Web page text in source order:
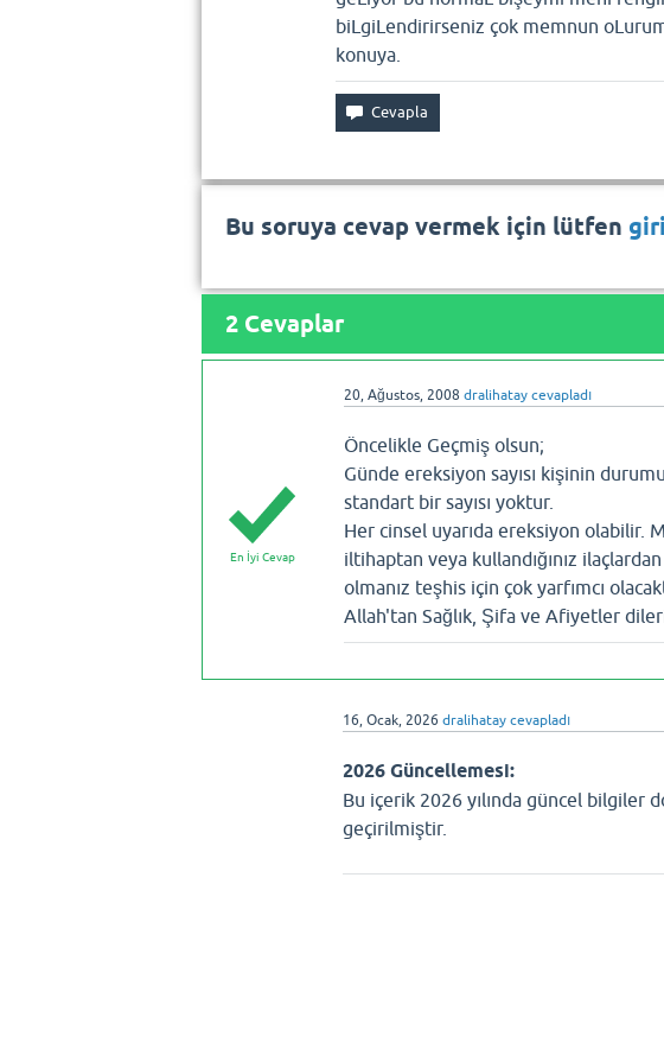
biLgiLendirirseniz çok memnun
konuya.
Bu soruya cevap vermek için lütfen
2 Cevaplar
20, Ağustos, 2008 dralihatay cevapladı
En İyi Cevap
Öncelikle Geçmiş olsun;
Günde ereksiyon sayısı kişinin
standart bir sayısı yoktur.
Her cinsel uyarıda ereksiyon olabilir.
iltihaptan veya kullandığınız
olmanız teşhis için çok yarfımcı
Allah'tan Sağlık, Şifa ve Afiyetler
16, Ocak, 2026 dralihatay cevapladı
2026 Güncellemesi:
Bu içerik 2026 yılında güncel bilgiler
geçirilmiştir.